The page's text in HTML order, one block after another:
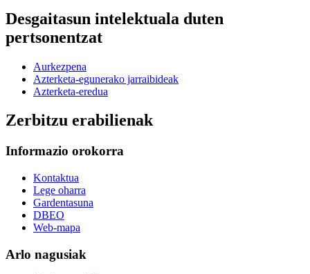
Desgaitasun intelektuala duten
pertsonentzat
Aurkezpena
Azterketa-egunerako jarraibideak
Azterketa-eredua
Zerbitzu erabilienak
Informazio orokorra
Kontaktua
Lege oharra
Gardentasuna
DBEO
Web-mapa
Arlo nagusiak